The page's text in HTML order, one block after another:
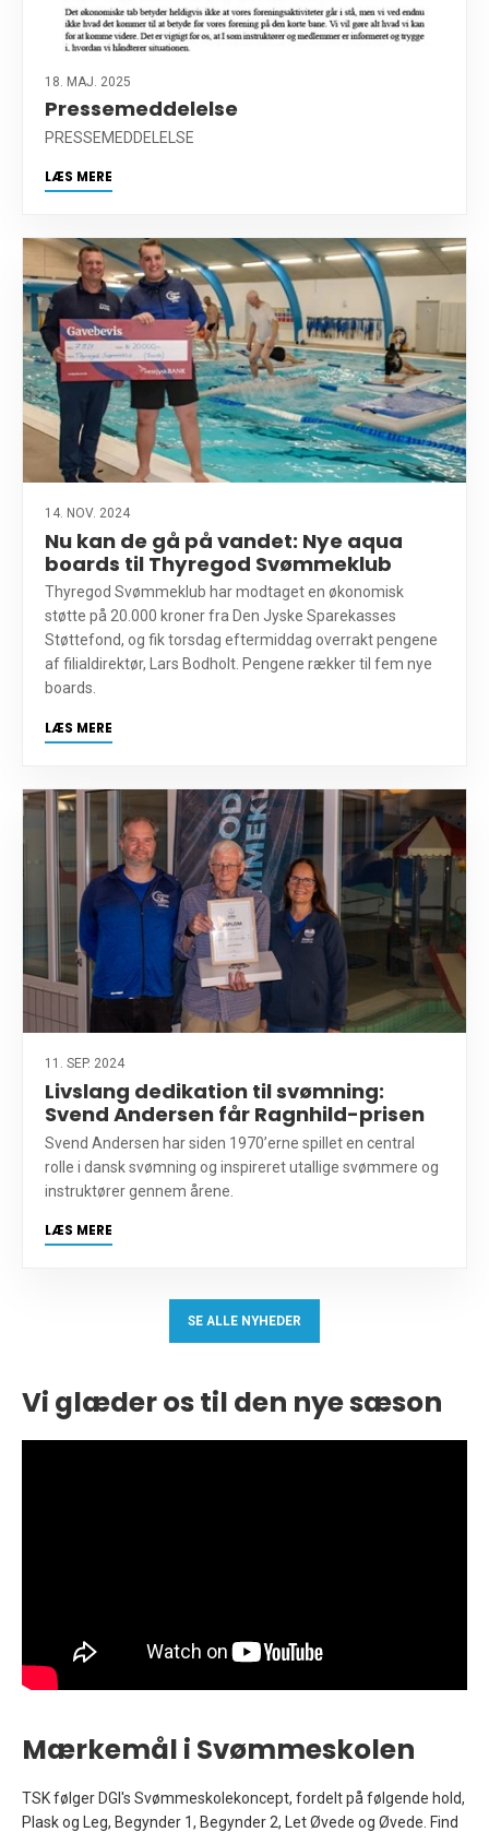
18. MAJ. 2025
Pressemeddelelse
PRESSEMEDDELELSE
LÆS MERE
14. NOV. 2024
Nu kan de gå på vandet: Nye aqua
boards til Thyregod Svømmeklub
Thyregod Svømmeklub har modtaget en økonomisk
støtte på 20.000 kroner fra Den Jyske Sparekasses
Støttefond, og fik torsdag eftermiddag overrakt pengene
af filialdirektør, Lars Bodholt. Pengene rækker til fem nye
boards.
LÆS MERE
11. SEP. 2024
Livslang dedikation til svømning:
Svend Andersen får Ragnhild-prisen
Svend Andersen har siden 1970’erne spillet en central
rolle i dansk svømning og inspireret utallige svømmere og
instruktører gennem årene.
LÆS MERE
SE ALLE NYHEDER
Vi glæder os til den nye sæson
Mærkemål i Svømmeskolen
TSK følger DGI's Svømmeskolekoncept, fordelt på følgende hold,
Plask og Leg, Begynder 1, Begynder 2, Let Øvede og Øvede. Find